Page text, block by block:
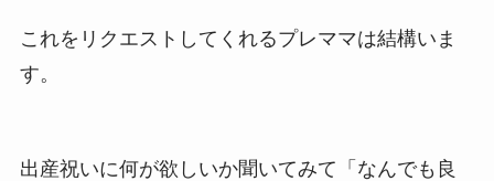
これをリクエストしてくれるプレママは結構いま
す。
出産祝いに何が欲しいか聞いてみて「なんでも良